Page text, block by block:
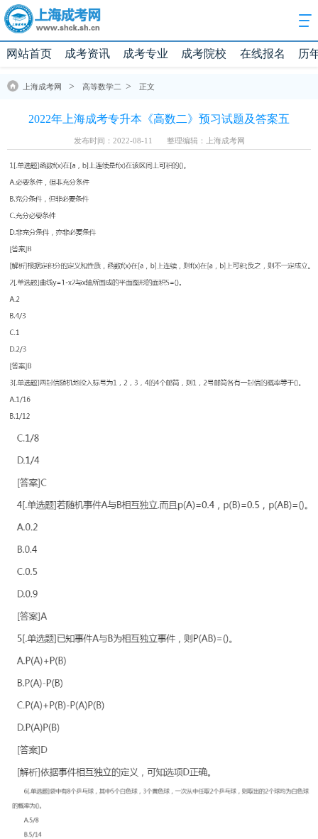
网站首页 成考资讯 成考专业 成考院校 在线报名 历
上海成考网 > 高等数学二 > 正文
2022年上海成考专升本《高数二》预习试题及答案五
发布时间：2022-08-11 整理编辑：上海成考网